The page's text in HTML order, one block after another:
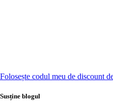
Folosește codul meu de discount
Susține blogul